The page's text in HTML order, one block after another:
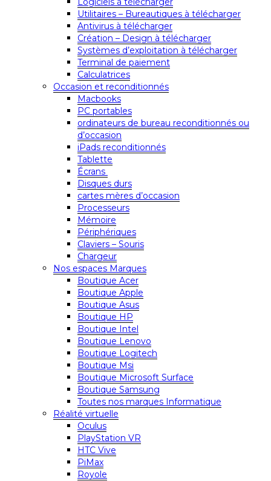
Utilitaires – Bureautiques à télécharger
Antivirus à télécharger
Création – Design à télécharger
Systèmes d’exploitation à télécharger
Terminal de paiement
Calculatrices
Occasion et reconditionnés
Macbooks
PC portables
ordinateurs de bureau reconditionnés ou
d’occasion
iPads reconditionnés
Tablette
Écrans
Disques durs
cartes mères d’occasion
Processeurs
Mémoire
Périphériques
Claviers – Souris
Chargeur
Nos espaces Marques
Boutique Acer
Boutique Apple
Boutique Asus
Boutique HP
Boutique Intel
Boutique Lenovo
Boutique Logitech
Boutique Msi
Boutique Microsoft Surface
Boutique Samsung
Toutes nos marques Informatique
Réalité virtuelle
Oculus
PlayStation VR
HTC Vive
PiMax
Royole